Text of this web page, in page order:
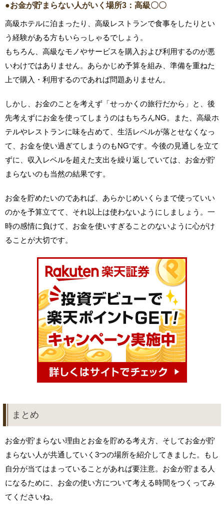
●お金が貯まらない人がいく場所3：高級〇〇
高級ホテルに泊まったり、高級レストランで食事をしたりとい
う経験がある方もいらっしゃるでしょう。
もちろん、高級なモノやサービスを購入および利用するのが悪
いわけではありません。あらかじめ予算を組み、準備を重ねた
上で購入・利用するのであれば問題ありません。
しかし、お金のことを考えず「せっかくの旅行だから」と、後
先考えずにお金を使ってしまうのはもちろんNG。また、高級ホ
テルやレストランに味を占めて、生活レベルが落とせなくなっ
て、お金を使い過ぎてしまうのもNGです。今後の見通しを立て
ずに、収入レベルを超えた支出を繰り返していては、お金が貯
まらないのも当然の結果です。
お金を貯めたいのであれば、あらかじめいくらまで使っていい
のかを予算立てて、それ以上は使わないようにしましょう。一
時の感情に負けて、お金を使いすぎることのないように心がけ
ることが大切です。
まとめ
お金が貯まらない理由とお金を貯める考え方、そしてお金が貯
まらない人が共通していく3つの場所を紹介してきました。もし
自分が当てはまっていることがあれば要注意。お金が貯まる人
になるために、お金の使い方について考える時間をつくってみ
てくださいね。